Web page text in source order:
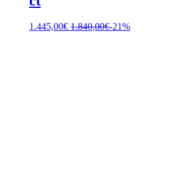
1.445,00€ 1.840,00€-21%